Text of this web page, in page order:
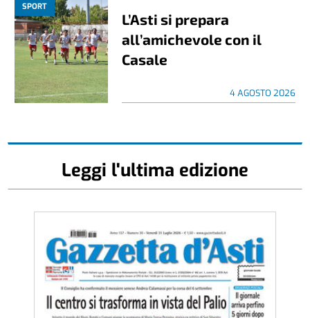
SPORT
L’Asti si prepara
all’amichevole con il
Casale
4 AGOSTO 2026
Leggi l'ultima edizione